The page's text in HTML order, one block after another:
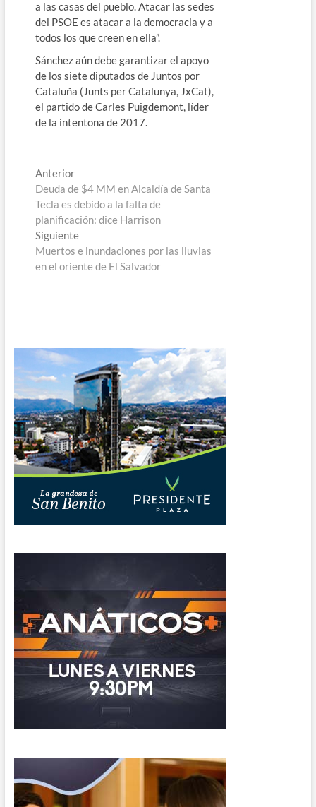
a las casas del pueblo. Atacar las sedes
del PSOE es atacar a la democracia y a
todos los que creen en ella”.
Sánchez aún debe garantizar el apoyo
de los siete diputados de Juntos por
Cataluña (Junts per Catalunya, JxCat),
el partido de Carles Puigdemont, líder
de la intentona de 2017.
Navegación
de
entradas
AnteriorEntrada
anterior:
Deuda de $4 MM en Alcaldía de Santa
Tecla es debido a la falta de
planificación: dice Harrison
SiguienteEntrada
siguiente:
Muertos e inundaciones por las lluvias
en el oriente de El Salvador